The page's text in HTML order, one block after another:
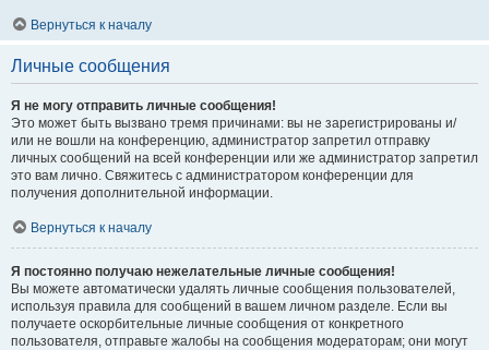
Вернуться к началу
Личные сообщения
Я не могу отправить личные сообщения!
Это может быть вызвано тремя причинами: вы не зарегистрированы и/
или не вошли на конференцию, администратор запретил отправку
личных сообщений на всей конференции или же администратор запретил
это вам лично. Свяжитесь с администратором конференции для
получения дополнительной информации.
Вернуться к началу
Я постоянно получаю нежелательные личные сообщения!
Вы можете автоматически удалять личные сообщения пользователей,
используя правила для сообщений в вашем личном разделе. Если вы
получаете оскорбительные личные сообщения от конкретного
пользователя, отправьте жалобы на сообщения модераторам; они могут